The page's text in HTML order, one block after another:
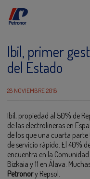
Ibil, primer
del Estado
28 NOVIEMBRE 2018
Ibil, propiedad al 50% de
de las electrolineras en
de los que una cuarta
de servicio rápido. El 40%
encuentra en la
Bizkaia y 11 en Álava.
Petronory Repsol.